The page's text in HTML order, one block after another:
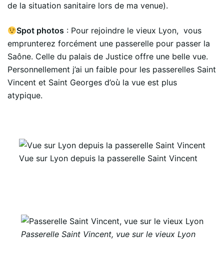
de la situation sanitaire lors de ma venue).
Spot photos : Pour rejoindre le vieux Lyon, vous
emprunterez forcément une passerelle pour passer la
Saône. Celle du palais de Justice offre une belle vue.
Personnellement j’ai un faible pour les passerelles Saint
Vincent et Saint Georges d’où la vue est plus
atypique.
Vue sur Lyon depuis la passerelle Saint Vincent
Passerelle Saint Vincent, vue sur le vieux Lyon